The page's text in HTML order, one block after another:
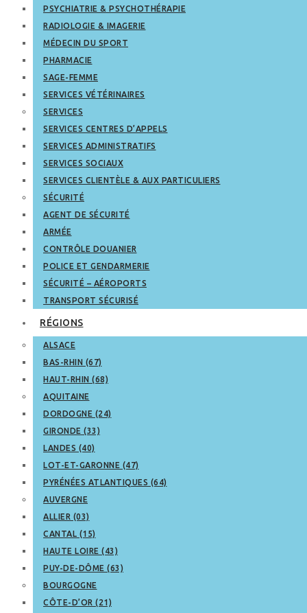
PSYCHIATRIE & PSYCHOTHÉRAPIE
RADIOLOGIE & IMAGERIE
MÉDECIN DU SPORT
PHARMACIE
SAGE-FEMME
SERVICES VÉTÉRINAIRES
SERVICES
SERVICES CENTRES D’APPELS
SERVICES ADMINISTRATIFS
SERVICES SOCIAUX
SERVICES CLIENTÈLE & AUX PARTICULIERS
SÉCURITÉ
AGENT DE SÉCURITÉ
ARMÉE
CONTRÔLE DOUANIER
POLICE ET GENDARMERIE
SÉCURITÉ – AÉROPORTS
TRANSPORT SÉCURISÉ
RÉGIONS
ALSACE
BAS-RHIN (67)
HAUT-RHIN (68)
AQUITAINE
DORDOGNE (24)
GIRONDE (33)
LANDES (40)
LOT-ET-GARONNE (47)
PYRÉNÉES ATLANTIQUES (64)
AUVERGNE
ALLIER (03)
CANTAL (15)
HAUTE LOIRE (43)
PUY-DE-DÔME (63)
BOURGOGNE
CÔTE-D’OR (21)